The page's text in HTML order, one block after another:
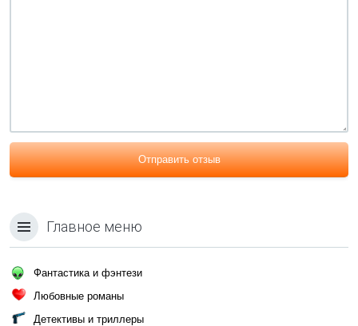
Отправить отзыв
Главное меню
Фантастика и фэнтези
Любовные романы
Детективы и триллеры